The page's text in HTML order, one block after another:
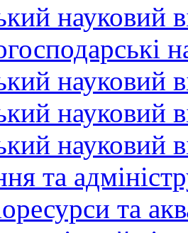
науковий
науковий
науковий
науковий
та
та